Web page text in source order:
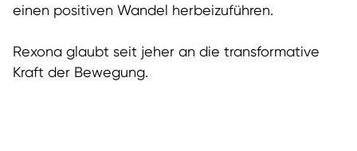
einen positiven Wandel herbeizuführen.
Rexona glaubt seit jeher an die transformative
Kraft der Bewegung.